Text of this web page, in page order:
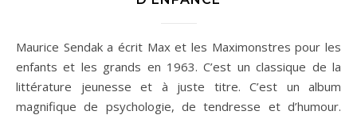
Maurice Sendak a écrit Max et les Maximonstres pour les
enfants et les grands en 1963. C’est un classique de la
littérature jeunesse et à juste titre. C’est un album
magnifique de psychologie, de tendresse et d’humour.